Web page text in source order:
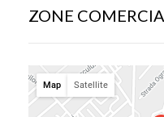
ZONE